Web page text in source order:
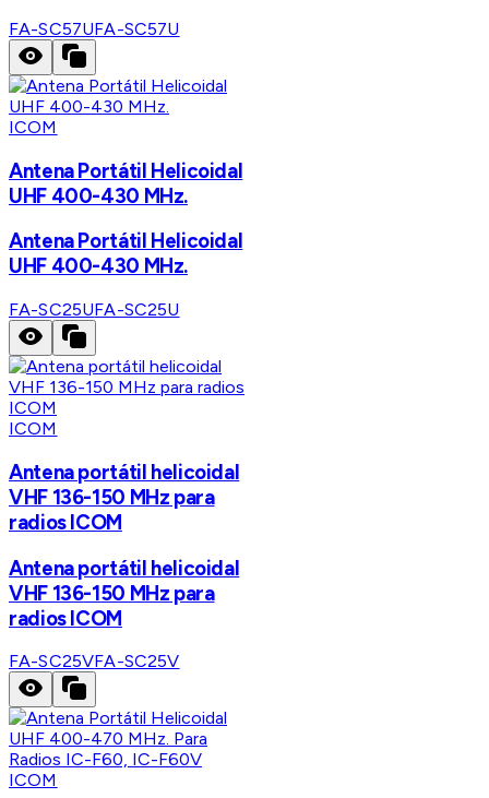
FA-SC57UFA-SC57U
ICOM
Antena Portátil Helicoidal
UHF 400-430 MHz.
Antena Portátil Helicoidal
UHF 400-430 MHz.
FA-SC25UFA-SC25U
ICOM
Antena portátil helicoidal
VHF 136-150 MHz para
radios ICOM
Antena portátil helicoidal
VHF 136-150 MHz para
radios ICOM
FA-SC25VFA-SC25V
ICOM